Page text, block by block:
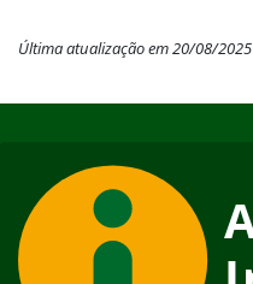
Última atualização em 20/08/2025